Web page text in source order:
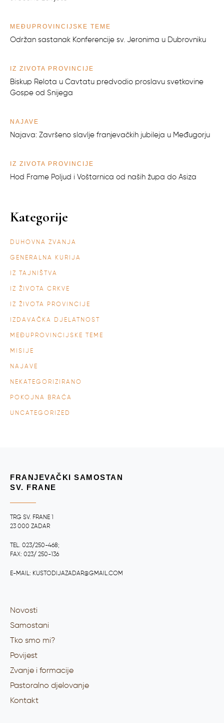
MEĐUPROVINCIJSKE TEME
Održan sastanak Konferencije sv. Jeronima u Dubrovniku
IZ ŽIVOTA PROVINCIJE
Biskup Relota u Cavtatu predvodio proslavu svetkovine
Gospe od Snijega
NAJAVE
Najava: Završeno slavlje franjevačkih jubileja u Međugorju
IZ ŽIVOTA PROVINCIJE
Hod Frame Poljud i Voštarnica od naših župa do Asiza
Kategorije
DUHOVNA ZVANJA
GENERALNA KURIJA
IZ TAJNIŠTVA
IZ ŽIVOTA CRKVE
IZ ŽIVOTA PROVINCIJE
IZDAVAČKA DJELATNOST
MEĐUPROVINCIJSKE TEME
MISIJE
NAJAVE
NEKATEGORIZIRANO
POKOJNA BRAĆA
UNCATEGORIZED
FRANJEVAČKI SAMOSTAN
SV. FRANE
TRG SV. FRANE 1
23 000 ZADAR
TEL. 023/250-468;
FAX: 023/ 250-136
E-MAIL: KUSTODIJAZADAR@GMAIL.COM
Novosti
Samostani
Tko smo mi?
Povijest
Zvanje i formacije
Pastoralno djelovanje
Kontakt